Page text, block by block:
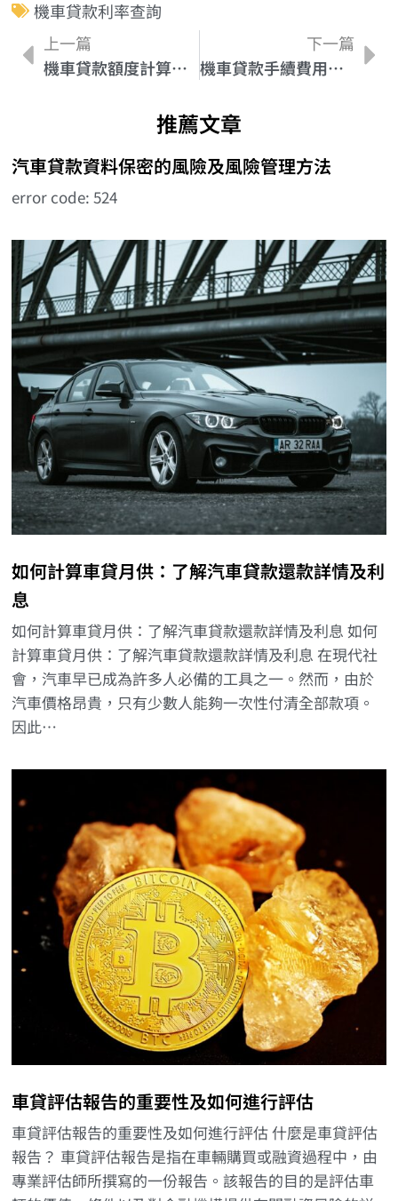
機車貸款利率查詢
上一篇
機車貸款額度計算方法及注意事項
下一篇
機車貸款手續費用全面指南：了解所有相關費用及條件
推薦文章
汽車貸款資料保密的風險及風險管理方法
error code: 524
如何計算車貸月供：了解汽車貸款還款詳情及利
息
如何計算車貸月供：了解汽車貸款還款詳情及利息 如何
計算車貸月供：了解汽車貸款還款詳情及利息 在現代社
會，汽車早已成為許多人必備的工具之一。然而，由於
汽車價格昂貴，只有少數人能夠一次性付清全部款項。
因此…
車貸評估報告的重要性及如何進行評估
車貸評估報告的重要性及如何進行評估 什麼是車貸評估
報告？ 車貸評估報告是指在車輛購買或融資過程中，由
專業評估師所撰寫的一份報告。該報告的目的是評估車